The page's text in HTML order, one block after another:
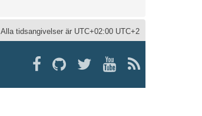
Alla tidsangivelser är UTC+02:00 UTC+2